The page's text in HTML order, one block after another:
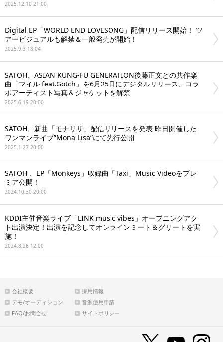
2025.12.10 21:00
Digital EP「WORLD END LOVESONG」配信リリース開始！ ツ
アービジュアルも解禁＆一般発売が開始！
2025.9.3 18:04
SATOH、ASIAN KUNG-FU GENERATION後藤正文との共作楽
曲「マイル feat.Gotch」を6月25日にデジタルリリース、コラ
ボアーティスト写真＆ジャケットを解禁
2025.6.19 20:00
SATOH、新曲「モナリザ」配信リリースを発表 昨日開催した
ワンマンライブ”Mona Lisa”にて先行公開
2025.1.27 20:00
SATOH 、EP「Monkeys」収録曲「Taxi」Music Videoをプレ
ミア公開！
2024.10.30 20:00
KDDI主催音楽ライブ「LINK music vibes」オープニングアク
ト出演決定！出演を記念してオンラインミート＆グリートを実
施！
2024.8.26 12:00
会社概要
採用情報
デモ/オーディション
音源使用申請
FAQ/お問合せ
サイトポリシー